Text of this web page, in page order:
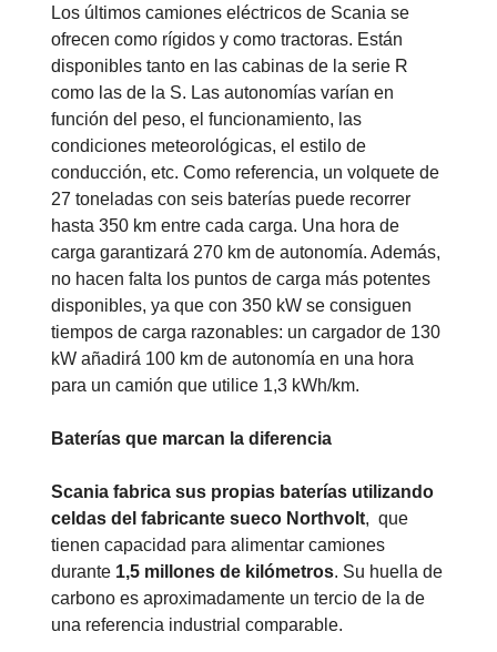
Los últimos camiones eléctricos de Scania se
ofrecen como rígidos y como tractoras. Están
disponibles tanto en las cabinas de la serie R
como las de la S. Las autonomías varían en
función del peso, el funcionamiento, las
condiciones meteorológicas, el estilo de
conducción, etc. Como referencia, un volquete de
27 toneladas con seis baterías puede recorrer
hasta 350 km entre cada carga. Una hora de
carga garantizará 270 km de autonomía. Además,
no hacen falta los puntos de carga más potentes
disponibles, ya que con 350 kW se consiguen
tiempos de carga razonables: un cargador de 130
kW añadirá 100 km de autonomía en una hora
para un camión que utilice 1,3 kWh/km.
Baterías que marcan la diferencia
Scania fabrica sus propias baterías utilizando
celdas del fabricante sueco Northvolt, que
tienen capacidad para alimentar camiones
durante 1,5 millones de kilómetros. Su huella de
carbono es aproximadamente un tercio de la de
una referencia industrial comparable.